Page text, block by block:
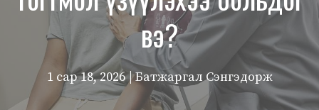
вэ?
1 сар 18, 2026 | Батжаргал Сэнгэдорж